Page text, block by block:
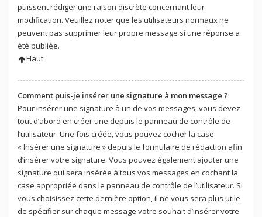
puissent rédiger une raison discrète concernant leur
modification. Veuillez noter que les utilisateurs normaux ne
peuvent pas supprimer leur propre message si une réponse a
été publiée.
Haut
Comment puis-je insérer une signature à mon message ?
Pour insérer une signature à un de vos messages, vous devez
tout d’abord en créer une depuis le panneau de contrôle de
l’utilisateur. Une fois créée, vous pouvez cocher la case
« Insérer une signature » depuis le formulaire de rédaction afin
d’insérer votre signature. Vous pouvez également ajouter une
signature qui sera insérée à tous vos messages en cochant la
case appropriée dans le panneau de contrôle de l’utilisateur. Si
vous choisissez cette dernière option, il ne vous sera plus utile
de spécifier sur chaque message votre souhait d’insérer votre